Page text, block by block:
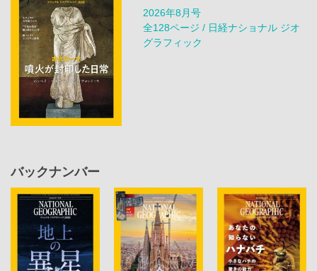
2026年8月号
全128ページ / 日経ナショナル ジオ
グラフィック
バックナンバー